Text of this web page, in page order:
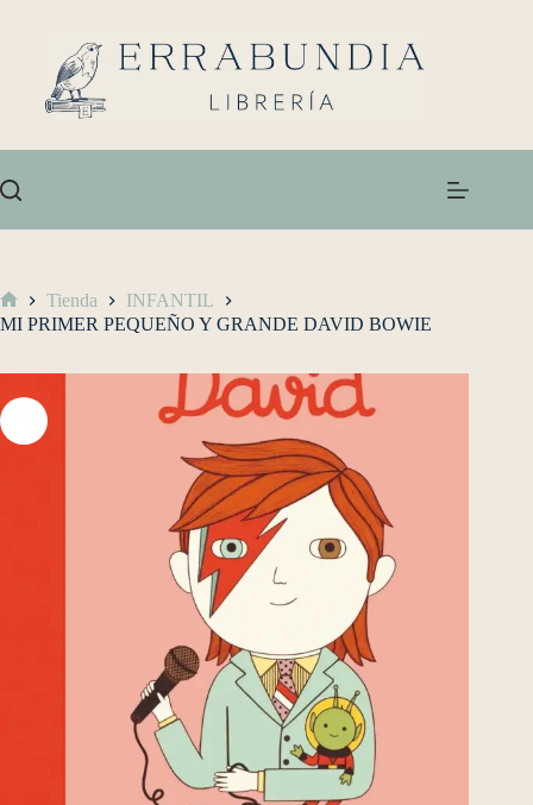
Tienda
INFANTIL
MI PRIMER PEQUEÑO Y GRANDE DAVID BOWIE